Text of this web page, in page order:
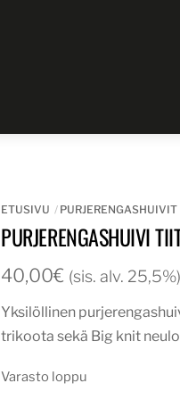
ETUSIVU PURJERENGASHUIVIT
PURJERENGASHUIVI
40,00€ (sis. alv. 25,5%)
Yksilöllinen
trikoota sekä Big knit
Varasto loppu